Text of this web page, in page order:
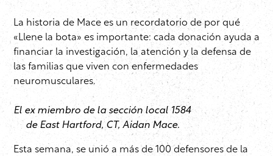
La historia de Mace es un recordatorio de por qué
«Llene la bota» es importante: cada donación ayuda a
financiar la investigación, la atención y la defensa de
las familias que viven con enfermedades
neuromusculares.
El ex miembro de la sección local 1584
de East Hartford, CT, Aidan Mace.
Esta semana, se unió a más de 100 defensores de la